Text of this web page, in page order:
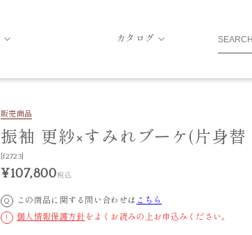
カタログ
販売商品
振袖 更紗×すみれブーケ(片身替
[f2723]
¥107,800税込
Q この商品に関する問い合わせは こちら
! 個人情報保護方針をよくお読みの上お申込みください。